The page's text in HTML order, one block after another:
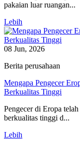
pakaian luar ruangan...
Lebih
08 Jun, 2026
Berita perusahaan
Mengapa Pengecer
Berkualitas Tinggi
Pengecer di Eropa
berkualitas tinggi d...
Lebih